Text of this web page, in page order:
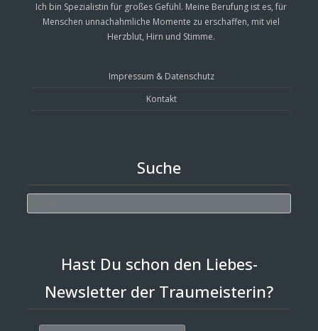
Ich bin Spezialistin für großes Gefühl. Meine Berufung ist es, für
Menschen unnachahmliche Momente zu erschaffen, mit viel
Herzblut, Hirn und Stimme.
Impressum & Datenschutz
Kontakt
Suche
Hast Du schon den Liebes-
Newsletter der Traumeisterin?